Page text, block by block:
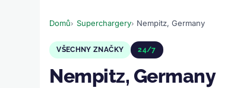
navigace
Domů Superchargery Nempitz, Germany
VŠECHNY ZNAČKY 24/7
Nempitz, Germany